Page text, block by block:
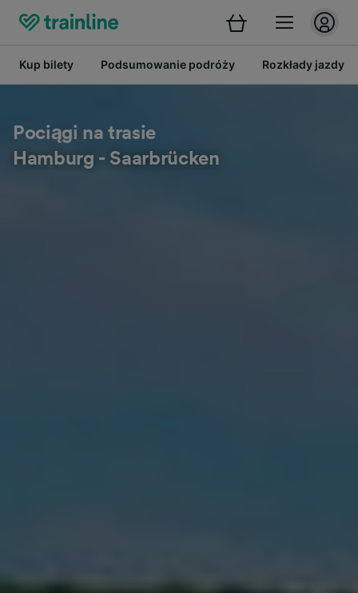
Kup bilety Podsumowanie podróży Rozkłady jazdy
Pociągi na trasie
Hamburg - Saarbrücken